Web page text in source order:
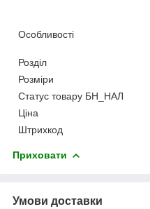
Особливості
Розділ
Розміри
Статус товару БН_НАЛ
Ціна
Штрихкод
Приховати
Умови доставки